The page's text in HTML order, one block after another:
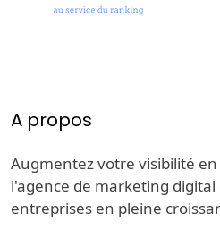
A propos
Augmentez votre visibilité
l'agence de marketing
entreprises en pleine